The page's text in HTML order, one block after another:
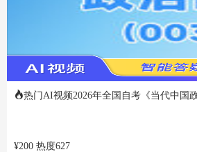
热门AI视频2026年全国自考《当代中国
¥200 热度627